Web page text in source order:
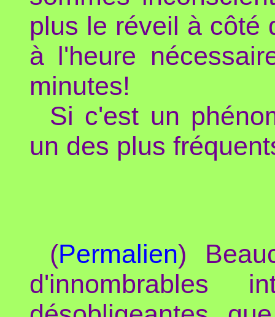
plus le réveil à côté
à l'heure
minutes!
Si c'est un
un des plus
(Permalien)
d'innombrables